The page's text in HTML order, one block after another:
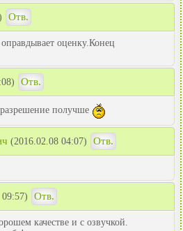
Отв.
оценку.Конец
Отв.
получше
(2016.02.08 04:07) Отв.
Отв.
качестве и с озвучкой.